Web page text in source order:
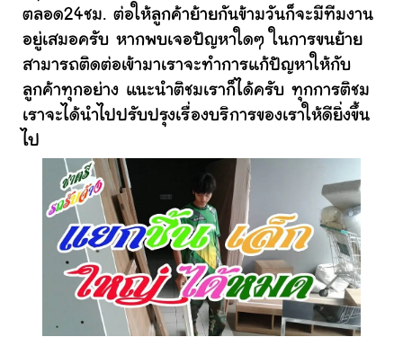
ตลอด24ชม. ต่อให้ลูกค้าย้ายกันข้ามวันก็จะมีทีมงาน
อยู่เสมอครับ หากพบเจอปัญหาใดๆ ในการขนย้าย
สามารถติดต่อเข้ามาเราจะทำการแก้ปัญหาให้กับ
ลูกค้าทุกอย่าง แนะนำติชมเราก็ได้ครับ ทุกการติชม
เราจะได้นำไปปรับปรุงเรื่องบริการของเราให้ดียิ่งขึ้น
ไป